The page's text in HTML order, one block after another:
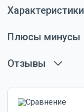
Характеристики
Плюсы минусы
Отзывы